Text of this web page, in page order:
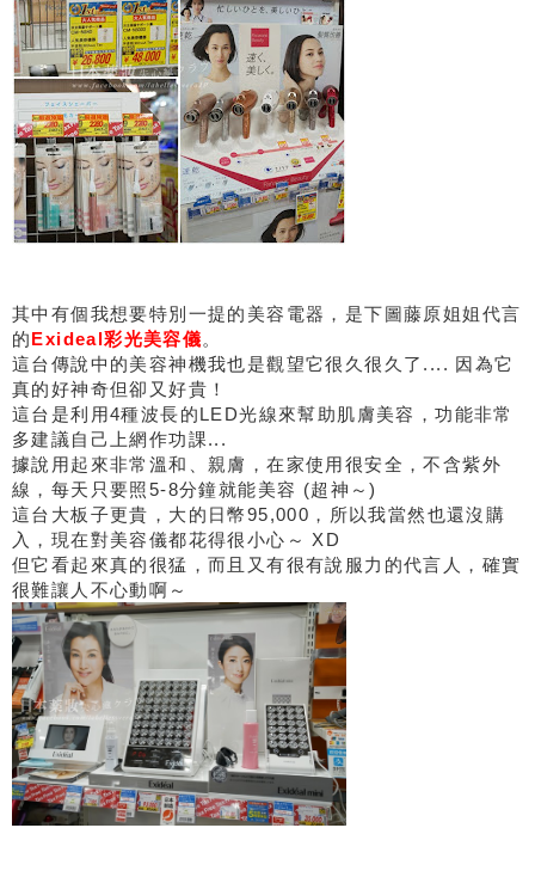
其中有個我想要特別一提的美容電器，是下圖藤原姐姐代言
的Exideal彩光美容儀。
這台傳說中的美容神機我也是觀望它很久很久了.... 因為它
真的好神奇但卻又好貴！
這台是利用4種波長的LED光線來幫助肌膚美容，功能非常
多建議自己上網作功課...
據說用起來非常溫和、親膚，在家使用很安全，不含紫外
線，每天只要照5-8分鐘就能美容 (超神～)
這台大板子更貴，大的日幣95,000，所以我當然也還沒購
入，現在對美容儀都花得很小心～ XD
但它看起來真的很猛，而且又有很有說服力的代言人，確實
很難讓人不心動啊～